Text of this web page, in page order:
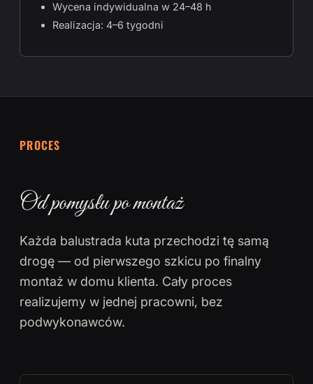
Wycena indywidualna w 24–48 h
Realizacja: 4–6 tygodni
PROCES
Od pomysłu po montaż
Każda balustrada kuta przechodzi tę samą
drogę — od pierwszego szkicu po finalny
montaż w domu klienta. Cały proces
realizujemy w jednej pracowni, bez
podwykonawców.